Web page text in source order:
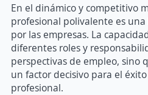
En el dinámico y competitivo
profesional polivalente es
por las empresas. La
diferentes roles y
perspectivas de empleo, sino
un factor decisivo para el
profesional.